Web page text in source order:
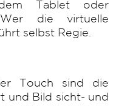
Tablet oder
die virtuelle
selbst Regie.
Touch sind die
und Bild sicht- und